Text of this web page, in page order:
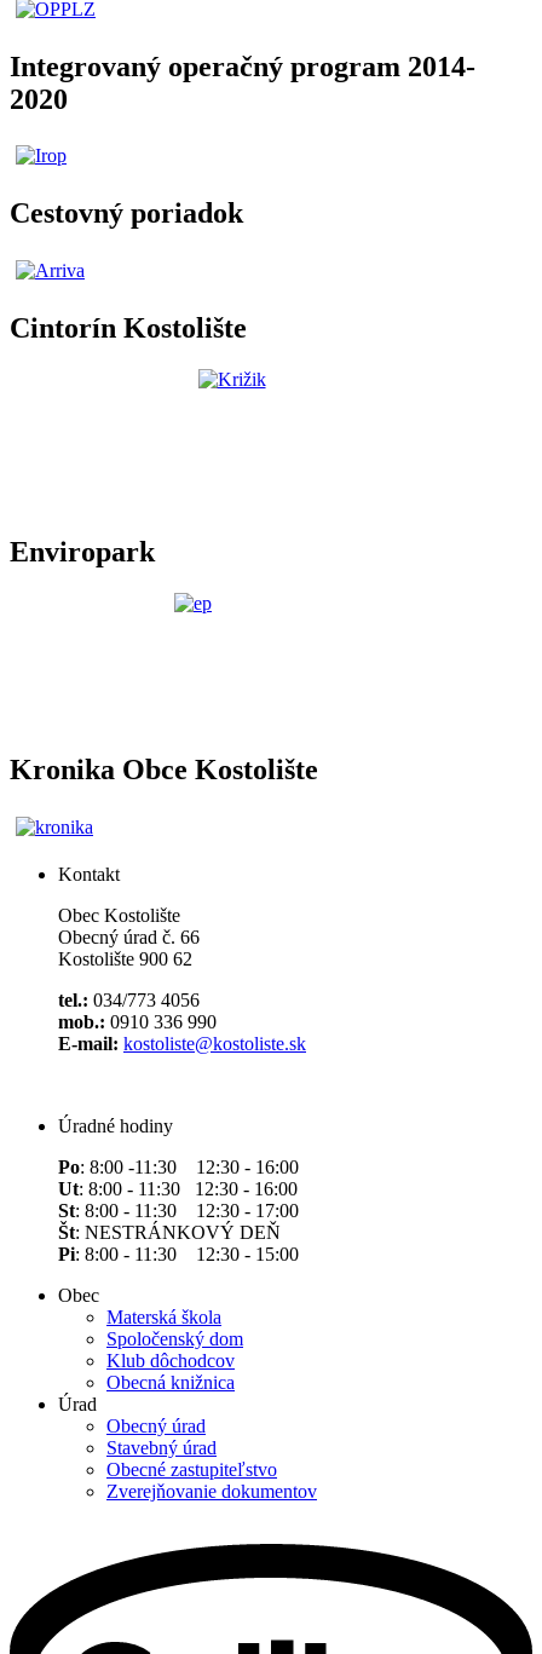
Integrovaný operačný program 2014-
2020
Cestovný poriadok
Cintorín Kostolište
Enviropark
Kronika Obce Kostolište
Kontakt
Obec Kostolište
Obecný úrad č. 66
Kostolište 900 62
tel.: 034/773 4056
mob.: 0910 336 990
E-mail: kostoliste@kostoliste.sk
Úradné hodiny
Po: 8:00 -11:30 12:30 - 16:00
Ut: 8:00 - 11:30 12:30 - 16:00
St: 8:00 - 11:30 12:30 - 17:00
Št: NESTRÁNKOVÝ DEŇ
Pi: 8:00 - 11:30 12:30 - 15:00
Obec
Materská škola
Spoločenský dom
Klub dôchodcov
Obecná knižnica
Úrad
Obecný úrad
Stavebný úrad
Obecné zastupiteľstvo
Zverejňovanie dokumentov